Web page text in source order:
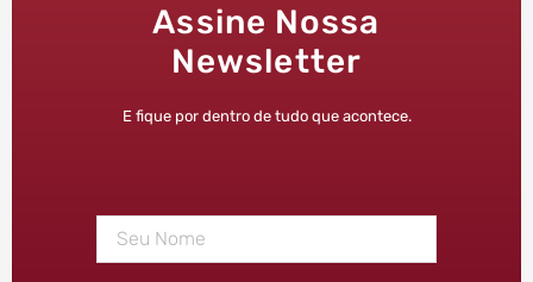
Assine Nossa
Newsletter
E fique por dentro de tudo que acontece.